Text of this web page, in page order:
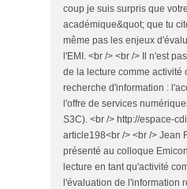
coup je suis surpris que
académique&quot; que tu
même pas les enjeux
l'EMI. <br /> <br /> Il n'est
de la lecture comme activité
recherche d'information :
l'offre de services
S3C). <br /> http://espace-
article198<br /> <br /> Jean
présenté au colloque
lecture en tant qu'activité
l'évaluation de l'information